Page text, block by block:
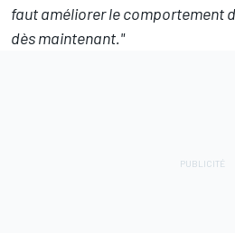
faut améliorer le comportement
dès maintenant."